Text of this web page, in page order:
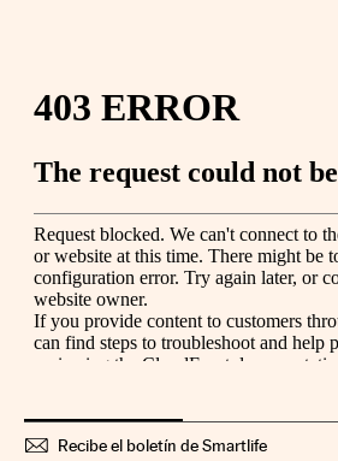
Recibe el boletín de Smartlife